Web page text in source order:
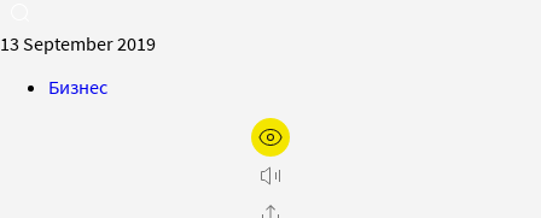
13 September 2019
Бизнес